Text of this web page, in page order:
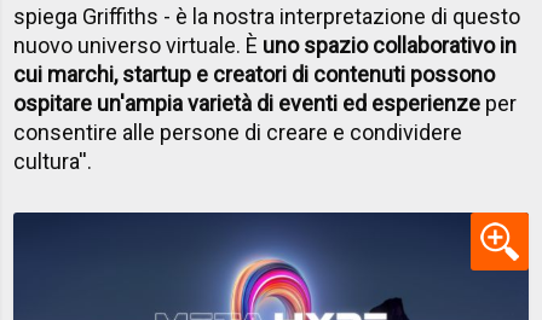
spiega Griffiths - è la nostra interpretazione di questo
nuovo universo virtuale. È uno spazio collaborativo in
cui marchi, startup e creatori di contenuti possono
ospitare un'ampia varietà di eventi ed esperienze per
consentire alle persone di creare e condividere
cultura''.